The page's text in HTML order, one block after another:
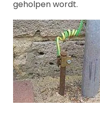
geholpen wordt.